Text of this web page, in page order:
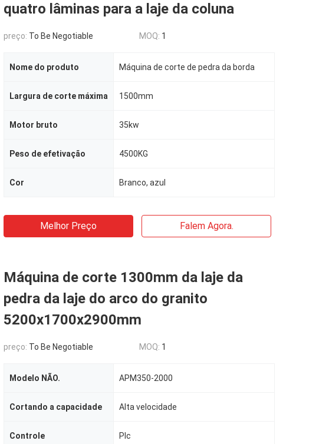
quatro lâminas para a laje da coluna
preço: To Be Negotiable MOQ: 1
Nome do produto Máquina de corte de pedra da borda
Largura de corte máxima 1500mm
Motor bruto 35kw
Peso de efetivação 4500KG
Cor Branco, azul
Melhor Preço Falem Agora.
Máquina de corte 1300mm da laje da
pedra da laje do arco do granito
5200x1700x2900mm
preço: To Be Negotiable MOQ: 1
Modelo NÃO. APM350-2000
Cortando a capacidade Alta velocidade
Controle Plc